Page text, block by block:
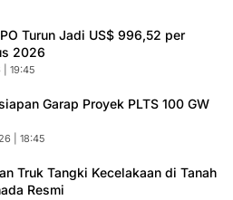
Turun Jadi US$ 996,52 per
2026
19:45
Garap Proyek PLTS 100 GW
| 18:45
Truk Tangki Kecelakaan di Tanah
Resmi